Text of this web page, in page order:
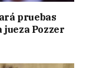
pruebas
jueza Pozzer